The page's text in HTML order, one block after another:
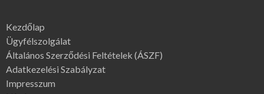
Kezdőlap
Ügyfélszolgálat
Általános Szerződési Feltételek (ÁSZF)
Adatkezelési Szabályzat
Impresszum